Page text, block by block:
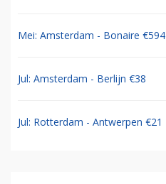
Mei: Amsterdam - Bonaire €594
Jul: Amsterdam - Berlijn €38
Jul: Rotterdam - Antwerpen €21